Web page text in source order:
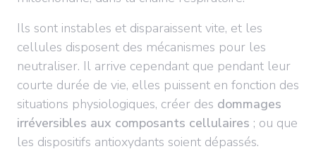
Ils sont instables et disparaissent vite, et les
cellules disposent des mécanismes pour les
neutraliser. Il arrive cependant que pendant leur
courte durée de vie, elles puissent en fonction des
situations physiologiques, créer des dommages
irréversibles aux composants cellulaires ; ou que
les dispositifs antioxydants soient dépassés.